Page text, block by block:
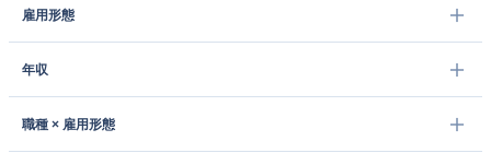
雇用形態
年収
職種 × 雇用形態